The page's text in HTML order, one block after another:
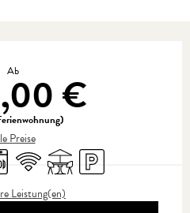
Ab €
Preise
Wi-Fi TerrasseParkplatz
Leistung(en)